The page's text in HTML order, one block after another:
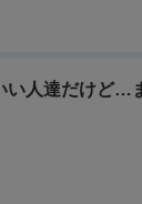
い人達だけど…